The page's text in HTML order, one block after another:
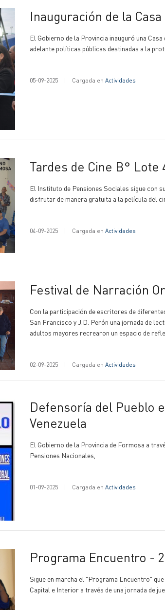
Inauguración de la
El Gobierno de la Provincia inauguró una
adelante políticas públicas destinadas a la
05-09-2025 | Cargada en Actividades
Tardes de Cine B° Lote
El Instituto de Pensiones Sociales sigue con
disfrutar de manera gratuita a la película del
04-09-2025 | Cargada en Actividades
Festival de Narración
Con la participación de escritores de
San Francisco y J.D. Perón una jornada de
adultos mayores recrearon un espacio de refle
02-09-2025 | Cargada en Actividades
Defensoría del Pueblo en la Casa de la Solidaridad del B°
Venezuela
El Gobierno de la Provincia de Formosa a
Pensiones Nacionales,
01-09-2025 | Cargada en Actividades
Programa Encuentro -
Sigue en marcha el "Programa Encuentro"
Capital e Interior a través de una jornada de